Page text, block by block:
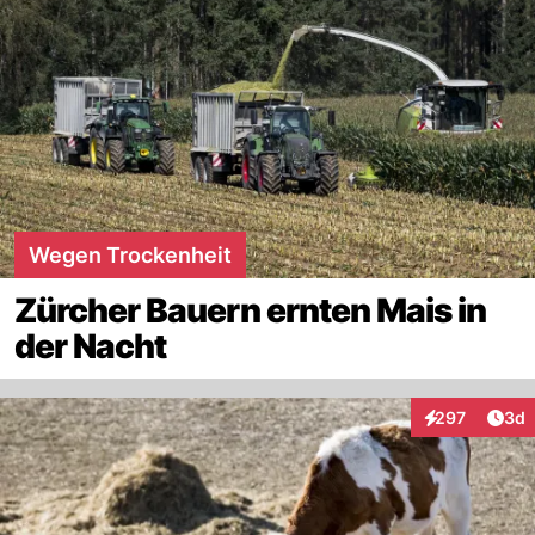
Wegen Trockenheit
Zürcher Bauern ernten Mais in
der Nacht
297
Interaktionen
3d